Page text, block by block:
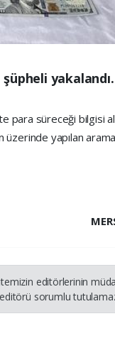
yakalandı.
para süreceği bilgisi
üzerinde yapılan
editörlerinin
sorumlu